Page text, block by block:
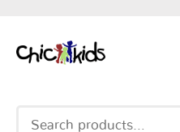
Search